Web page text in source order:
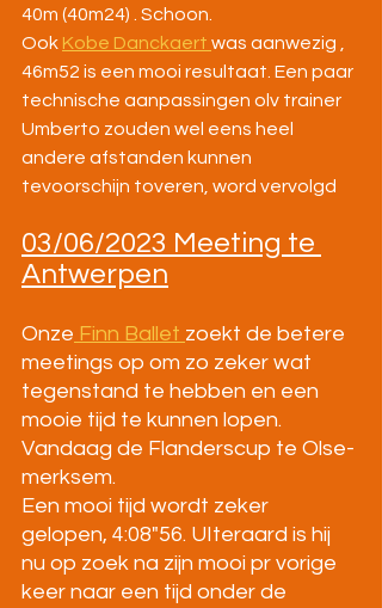
40m (40m24) . Schoon.
Ook Kobe Danckaert was aanwezig ,
46m52 is een mooi resultaat. Een paar
technische aanpassingen olv trainer
Umberto zouden wel eens heel
andere afstanden kunnen
tevoorschijn toveren, word vervolgd
03/06/2023 Meeting te
Antwerpen
Onze Finn Ballet zoekt de betere
meetings op om zo zeker wat
tegenstand te hebben en een
mooie tijd te kunnen lopen.
Vandaag de Flanderscup te Olse-
merksem.
Een mooi tijd wordt zeker
gelopen, 4:08"56. UIteraard is hij
nu op zoek na zijn mooi pr vorige
keer naar een tijd onder de